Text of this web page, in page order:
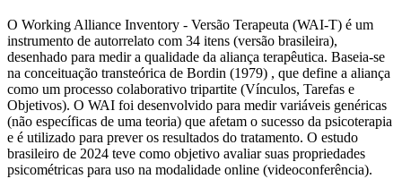
O Working Alliance Inventory - Versão Terapeuta (WAI-T) é um
instrumento de autorrelato com 34 itens (versão brasileira),
desenhado para medir a qualidade da aliança terapêutica. Baseia-se
na conceituação transteórica de Bordin (1979) , que define a aliança
como um processo colaborativo tripartite (Vínculos, Tarefas e
Objetivos). O WAI foi desenvolvido para medir variáveis genéricas
(não específicas de uma teoria) que afetam o sucesso da psicoterapia
e é utilizado para prever os resultados do tratamento. O estudo
brasileiro de 2024 teve como objetivo avaliar suas propriedades
psicométricas para uso na modalidade online (videoconferência).